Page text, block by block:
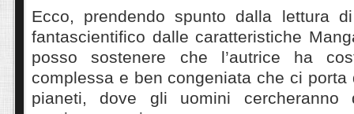
Ecco, prendendo spunto dalla lettura
fantascientifico dalle caratteristiche
posso sostenere che l’autrice ha
complessa e ben congeniata che ci porta
pianeti, dove gli uomini cercheranno